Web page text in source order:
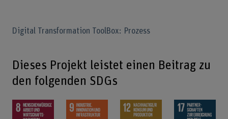
Digital Transformation ToolBox: Prozess
Dieses Projekt leistet einen Beitrag zu
den folgenden SDGs